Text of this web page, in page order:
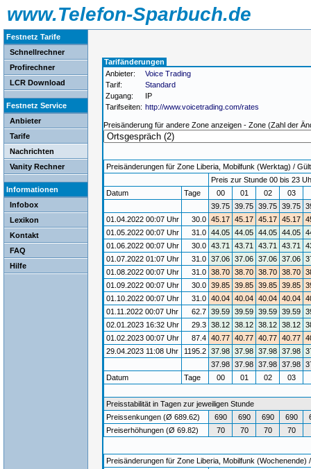
www.Telefon-Sparbuch.de
Festnetz Tarife
Schnellrechner
Profirechner
LCR Download
Festnetz Service
Anbieter
Tarife
Nachrichten
Vanity Rechner
Informationen
Infobox
Lexikon
Kontakt
FAQ
Hilfe
Tarifänderungen
Anbieter:
Voice Trading
Tarif:
Standard
Zugang:
IP
Tarifseiten: http://www.voicetrading.com/rates
Preisänderung für andere Zone anzeigen - Zone (Zahl der
Preisänderungen für Zone Liberia, Mobilfunk (Werktag) /
Preis zur Stunde 00 bis 23
Datum
Tage 00 01 02 03
39.75 39.75 39.75 39.75
01.04.2022 00:07 Uhr
30.0 45.17 45.17 45.17 45.17
01.05.2022 00:07 Uhr
31.0 44.05 44.05 44.05 44.05
01.06.2022 00:07 Uhr
30.0 43.71 43.71 43.71 43.71
01.07.2022 01:07 Uhr
31.0 37.06 37.06 37.06 37.06
01.08.2022 00:07 Uhr
31.0 38.70 38.70 38.70 38.70
01.09.2022 00:07 Uhr
30.0 39.85 39.85 39.85 39.85
01.10.2022 00:07 Uhr
31.0 40.04 40.04 40.04 40.04
01.11.2022 00:07 Uhr
62.7 39.59 39.59 39.59 39.59
02.01.2023 16:32 Uhr
29.3 38.12 38.12 38.12 38.12
01.02.2023 00:07 Uhr
87.4 40.77 40.77 40.77 40.77
29.04.2023 11:08 Uhr
1195.2 37.98 37.98 37.98 37.98
37.98 37.98 37.98 37.98
Datum
Tage 00 01 02 03
Preisstabilität in Tagen zur jeweiligen Stunde
Preissenkungen (Ø 689.62)
690 690 690 690
Preiserhöhungen (Ø 69.82)
70 70 70 70
Preisänderungen für Zone Liberia, Mobilfunk (Wochenende)